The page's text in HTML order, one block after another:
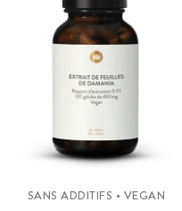
SANS ADDITIFS • VEGAN